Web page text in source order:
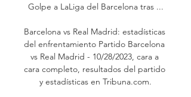
Golpe a LaLiga del Barcelona tras ...
Barcelona vs Real Madrid: estadísticas
del enfrentamiento Partido Barcelona
vs Real Madrid - 10/28/2023, cara a
cara completo, resultados del partido
y estadísticas en Tribuna.com.